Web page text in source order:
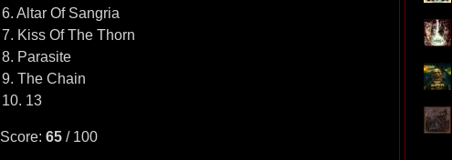
6. Altar Of Sangria
7. Kiss Of The Thorn
8. Parasite
9. The Chain
10. 13
Score: 65/ 100